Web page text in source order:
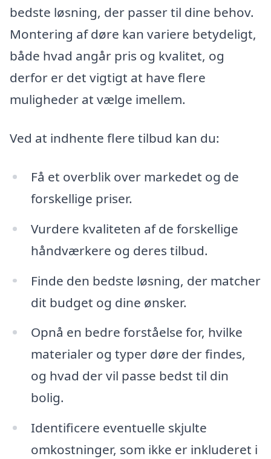
bedste løsning, der passer til dine behov.
Montering af døre kan variere betydeligt,
både hvad angår pris og kvalitet, og
derfor er det vigtigt at have flere
muligheder at vælge imellem.
Ved at indhente flere tilbud kan du:
Få et overblik over markedet og de
forskellige priser.
Vurdere kvaliteten af de forskellige
håndværkere og deres tilbud.
Finde den bedste løsning, der matcher
dit budget og dine ønsker.
Opnå en bedre forståelse for, hvilke
materialer og typer døre der findes,
og hvad der vil passe bedst til din
bolig.
Identificere eventuelle skjulte
omkostninger, som ikke er inkluderet i